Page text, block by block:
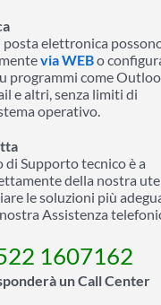
elettronica
via WEBo
programmi come
e altri, senza limiti di
operativo.
Supporto tecnico è a
della nostra
le soluzioni più
Assistenza
1607162
un Call Center